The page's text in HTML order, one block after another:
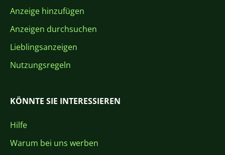
Anzeige hinzufügen
Anzeigen durchsuchen
Lieblingsanzeigen
Nutzungsregeln
KÖNNTE SIE INTERESSIEREN
Hilfe
Warum bei uns werben